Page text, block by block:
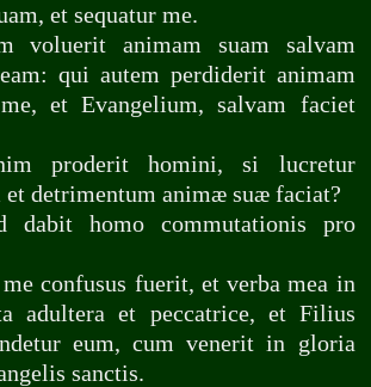
et sequatur me.
voluerit animam suam salvam
qui autem perdiderit animam
et Evangelium, salvam faciet
proderit homini, si lucretur
et detrimentum animæ suæ faciat?
dabit homo commutationis pro
confusus fuerit, et verba mea in
adultera et peccatrice, et Filius
eum, cum venerit in gloria
sanctis.